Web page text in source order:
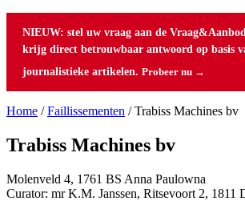
NIEUW: stel uw vraag aan de
krijg direct betrouwbaar antwoord op basis
journalistieke artikelen. Probeer nu →
Home /Faillissementen /Trabiss Machines bv
Trabiss Machines bv
Molenveld 4, 1761 BS Anna Paulowna
Curator: mr K.M. Janssen, Ritsevoort 2, 1811